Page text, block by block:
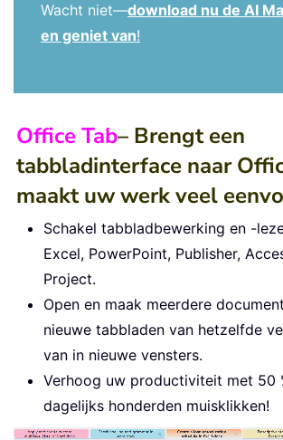
Wacht niet—download nu de AI
en geniet van!
Office Tab– Brengt een
tabbladinterface naar
maakt uw werk veel
Schakel tabbladbewerking en -
Excel, PowerPoint, Publisher,
Project.
Open en maak meerdere
nieuwe tabbladen van hetzelfde
van in nieuwe vensters.
Verhoog uw productiviteit met 50
dagelijks honderden muisklikken!